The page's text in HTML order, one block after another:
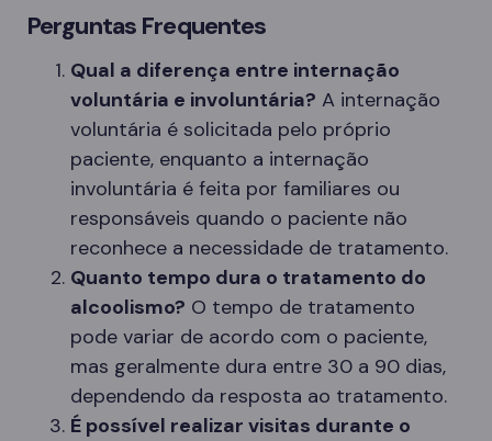
Perguntas Frequentes
Qual a diferença entre internação
voluntária e involuntária? A internação
voluntária é solicitada pelo próprio
paciente, enquanto a internação
involuntária é feita por familiares ou
responsáveis quando o paciente não
reconhece a necessidade de tratamento.
Quanto tempo dura o tratamento do
alcoolismo? O tempo de tratamento
pode variar de acordo com o paciente,
mas geralmente dura entre 30 a 90 dias,
dependendo da resposta ao tratamento.
É possível realizar visitas durante o